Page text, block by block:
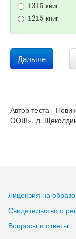
книг
книг
Дальше
Автор теста -
ООШ», д.
Лицензия на
Свидетельство о
Вопросы и ответы